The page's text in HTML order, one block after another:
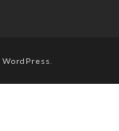
WordPress